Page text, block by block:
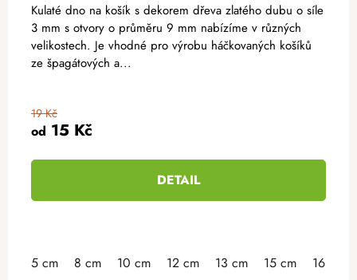
od 15 Kč
19 Kč
DETAIL
Kulaté dno na košík s dekorem dřeva zlatého dubu o síle
3 mm s otvory o průměru 9 mm nabízíme v různých
velikostech. Je vhodné pro výrobu háčkovaných košíků
ze špagátových a...
5 cm 8 cm 10 cm 12 cm 13 cm 15 cm 16 cm